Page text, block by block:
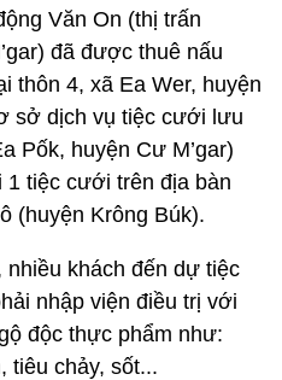
Văn On (thị trấn
đã được thuê nấu
thôn 4, xã Ea Wer, huyện
sở dịch vụ tiệc cưới lưu
Pốk, huyện Cư M’gar)
tiệc cưới trên địa bàn
(huyện Krông Búk).
khách đến dự tiệc
nhập viện điều trị với
độc thực phẩm như:
tiêu chảy, sốt...